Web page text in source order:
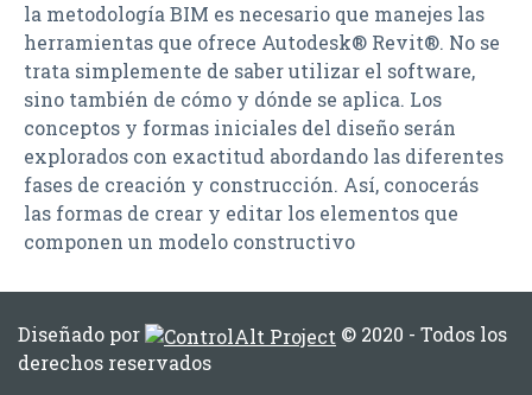
la metodología BIM es necesario que manejes las
herramientas que ofrece Autodesk® Revit®. No se
trata simplemente de saber utilizar el software,
sino también de cómo y dónde se aplica. Los
conceptos y formas iniciales del diseño serán
explorados con exactitud abordando las diferentes
fases de creación y construcción. Así, conocerás
las formas de crear y editar los elementos que
componen un modelo constructivo
Diseñado por
© 2020 - Todos los
derechos reservados